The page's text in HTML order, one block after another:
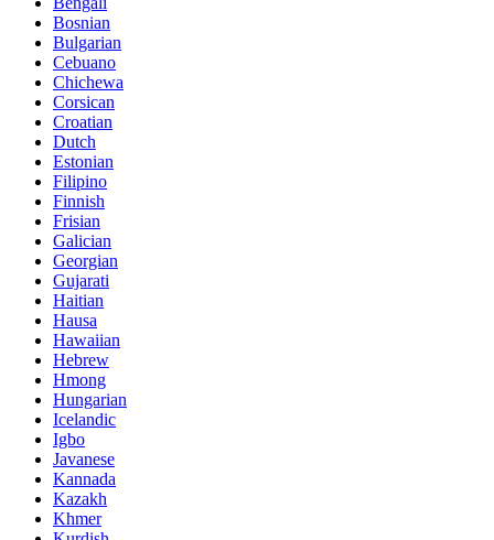
Bosnian
Bulgarian
Cebuano
Chichewa
Corsican
Croatian
Dutch
Estonian
Filipino
Finnish
Frisian
Galician
Georgian
Gujarati
Haitian
Hausa
Hawaiian
Hebrew
Hmong
Hungarian
Icelandic
Igbo
Javanese
Kannada
Kazakh
Khmer